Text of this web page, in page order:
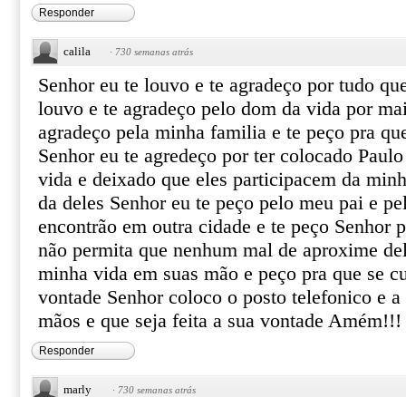
Responder
calila · 730 semanas atrás
Senhor eu te louvo e te agradeço por tudo
louvo e te agradeço pelo dom da vida por
agradeço pela minha familia e te peço pra
Senhor eu te agredeço por ter colocado
vida e deixado que eles participacem da
da deles Senhor eu te peço pelo meu pai e
encontrão em outra cidade e te peço Senhor
não permita que nenhum mal de aproxime
minha vida em suas mão e peço pra que se
vontade Senhor coloco o posto telefonico e a
mãos e que seja feita a sua vontade Amém!!!
Responder
marly · 730 semanas atrás